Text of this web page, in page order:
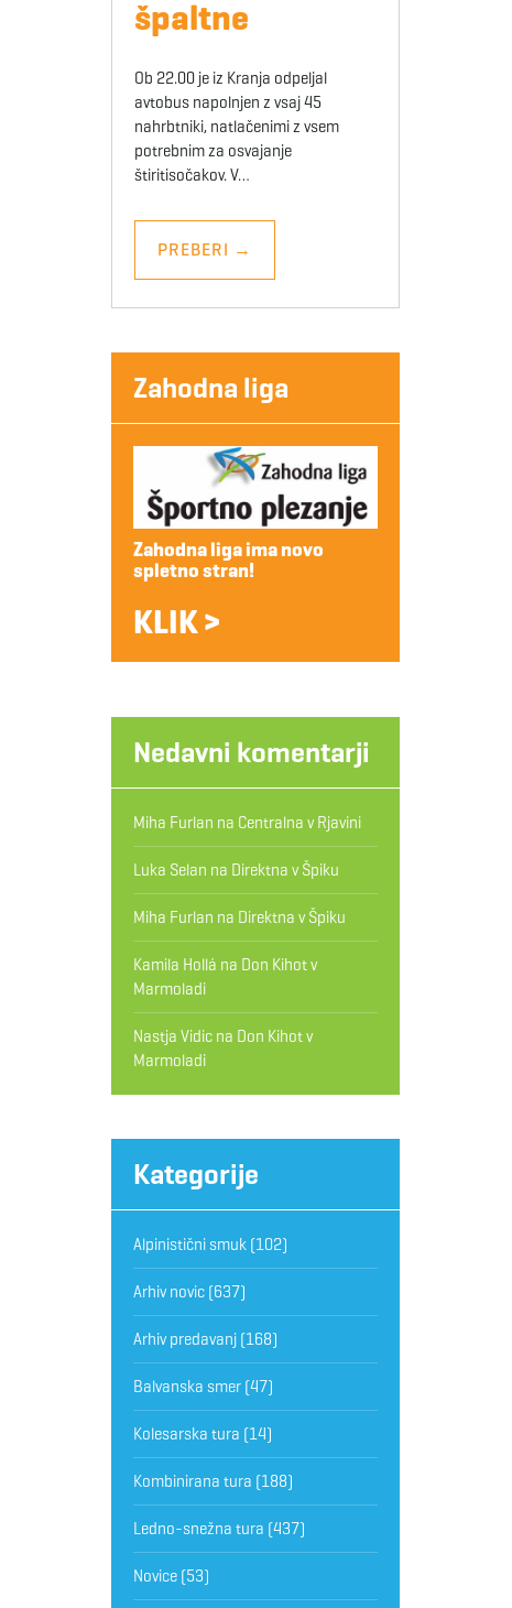
špaltne
Ob 22.00 je iz Kranja odpeljal
avtobus napolnjen z vsaj 45
nahrbtniki, natlačenimi z vsem
potrebnim za osvajanje
štiritisočakov. V…
PREBERI →
Zahodna liga
Zahodna liga ima novo
spletno stran!
KLIK >
Nedavni komentarji
Miha Furlan na Centralna v Rjavini
Luka Selan na Direktna v Špiku
Miha Furlan na Direktna v Špiku
Kamila Hollá na Don Kihot v
Marmoladi
Nastja Vidicna Don Kihot v
Marmoladi
Kategorije
Alpinistični smuk(102)
Arhiv novic(637)
Arhiv predavanj(168)
Balvanska smer(47)
Kolesarska tura (14)
Kombinirana tura (188)
Ledno-snežna tura (437)
Novice(53)